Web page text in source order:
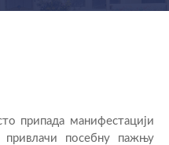
припада манифестацији
привлачи посебну пажњу